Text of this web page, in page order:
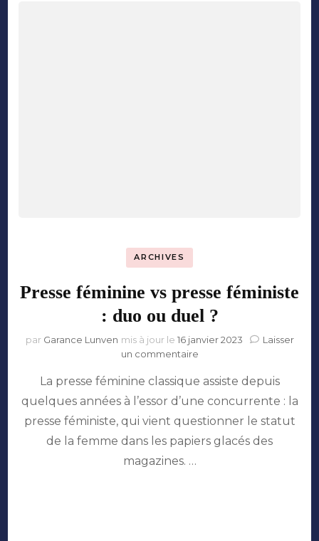
ARCHIVES
Presse féminine vs presse féministe
: duo ou duel ?
par Garance Lunven mis à jour le 16 janvier 2023
Laisser
un commentairesur
féminine
vs
féministe
:
La presse féminine classique assiste depuis
quelques années à l’essor d’une concurrente : la
presse féministe, qui vient questionner le statut
de la femme dans les papiers glacés des
magazines. …